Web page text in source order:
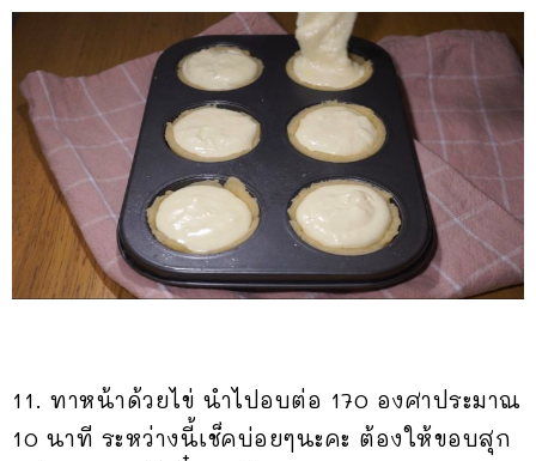
11. ทาหน้าด้วยไข่ นำไปอบต่อ 170 องศาประมาณ
10 นาที ระหว่างนี้เช็คบ่อยๆนะคะ ต้องให้ขอบสุก